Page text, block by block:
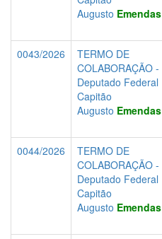
Augusto Emendas
0043/2026
TERMO DE
COLABORAÇÃO -
Deputado Federal
Capitão
Augusto Emendas
0044/2026
TERMO DE
COLABORAÇÃO -
Deputado Federal
Capitão
Augusto Emendas